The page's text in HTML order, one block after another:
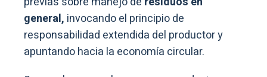
general, invocando el principio de
responsabilidad extendida del productor y
apuntando hacia la economía circular.